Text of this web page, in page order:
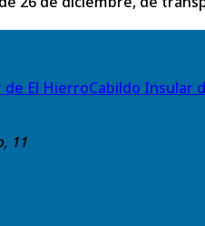
Cabildo Insular
11